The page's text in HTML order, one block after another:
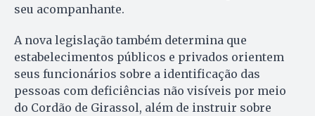
seu acompanhante.
A nova legislação também determina que
estabelecimentos públicos e privados orientem
seus funcionários sobre a identificação das
pessoas com deficiências não visíveis por meio
do Cordão de Girassol, além de instruir sobre